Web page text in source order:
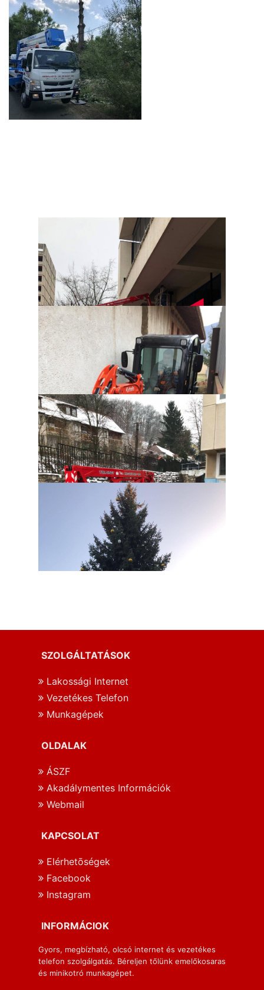
SZOLGÁLTATÁSOK
Lakossági Internet
Vezetékes Telefon
Munkagépek
OLDALAK
ÁSZF
Akadálymentes Információk
Webmail
KAPCSOLAT
Elérhetōségek
Facebook
Instagram
INFORMÁCIOK
Gyors, megbízható, olcsó internet és vezetékes
telefon szolgálgatás. Béreljen tőlünk emelőkosaras
és minikotró munkagépet.